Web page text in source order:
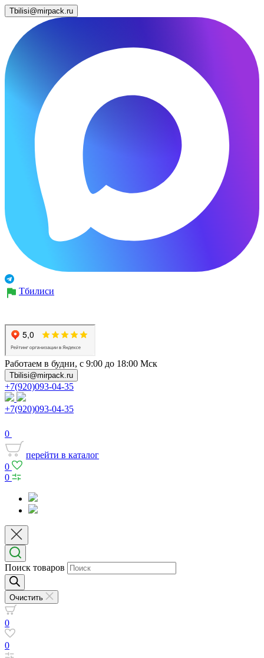
Tbilisi@mirpack.ru
Тбилиси
Работаем в будни, с 9:00 до 18:00 Мск
Tbilisi@mirpack.ru
+7(920)093-04-35
+7(920)093-04-35
0
перейти в каталог
0
0
Поиск товаров
Очистить
0
0